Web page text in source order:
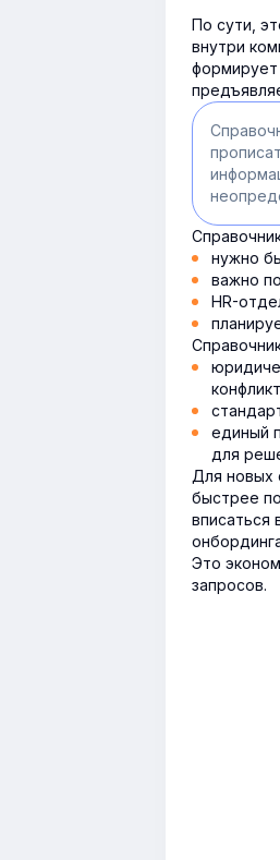
По сути,
внутри
формирует
нужно
важно
HR-
единый
для
Для новых
быстрее
вписаться
Это
запросов.